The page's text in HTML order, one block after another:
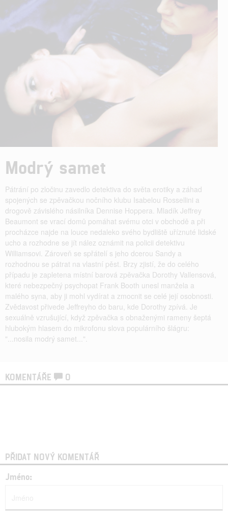
Modrý samet
Pátrání po zločinu zavedlo detektiva do světa erotiky a záhad
spojených se zpěvačkou nočního klubu Isabelou Rossellini a
drogově závislého násilníka Dennise Hoppera. Mladík Jeffrey
Beaumont se vrací domů pomáhat svému otci v obchodě a při
procházce najde na louce nedaleko svého bydliště uříznuté lidské
ucho a rozhodne se jít nález oznámit na policii detektivu
Williamsovi. Zároveň se spřátelí s jeho dcerou Sandy a
rozhodnou se pátrat na vlastní pěst. Brzy zjistí, že do celého
případu je zapletena místní barová zpěvačka Dorothy Vallensová,
které nebezpečný psychopat Frank Booth unesl manžela a
malého syna, aby ji mohl vydírat a zmocnit se celé její osobnosti.
Zvědavost přivede Jeffreyho do baru, kde Dorothy zpívá. Je
sexuálně vzrušující, když zpěvačka s obnaženými rameny šeptá
hlubokým hlasem do mikrofonu slova populárního šlágru:
"...nosila modrý samet...".
KOMENTÁŘE 0
PŘIDAT NOVÝ KOMENTÁŘ
Jméno: